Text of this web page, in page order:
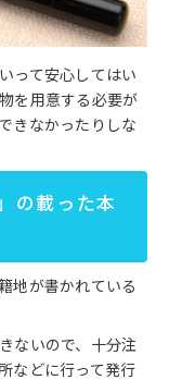
って安心してはい
を用意する必要が
きなかったりしな
の載った本
地が書かれている
ないので、十分注
などに行って発行